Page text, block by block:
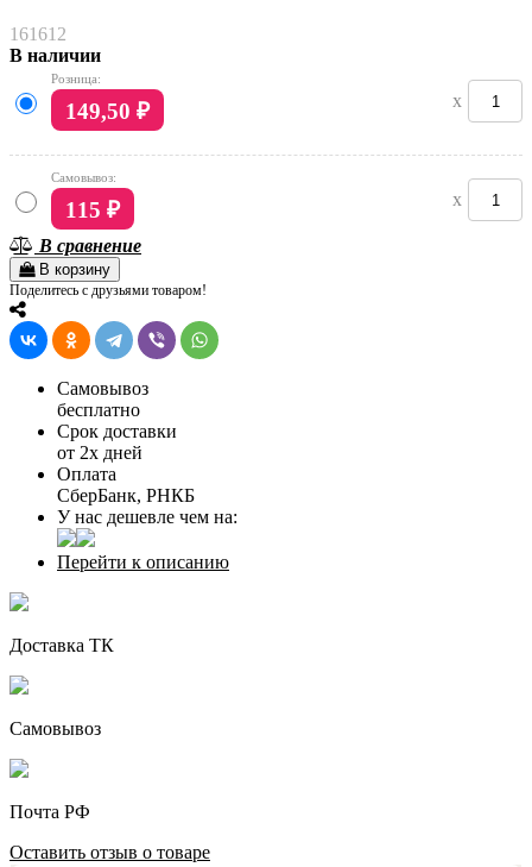
161612
В наличии
Розница:
149,50 ₽ x
Самовывоз:
115 ₽ x
В сравнение
В корзину
Поделитесь с друзьями товаром!
Самовывоз
бесплатно
Срок доставки
от 2х дней
Оплата
СберБанк, РНКБ
У нас дешевле чем на:
Перейти к описанию
Доставка ТК
Самовывоз
Почта РФ
Оставить отзыв о товаре